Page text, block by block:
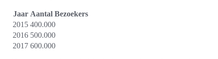
Jaar Aantal Bezoekers
2015 400.000
2016 500.000
2017 600.000